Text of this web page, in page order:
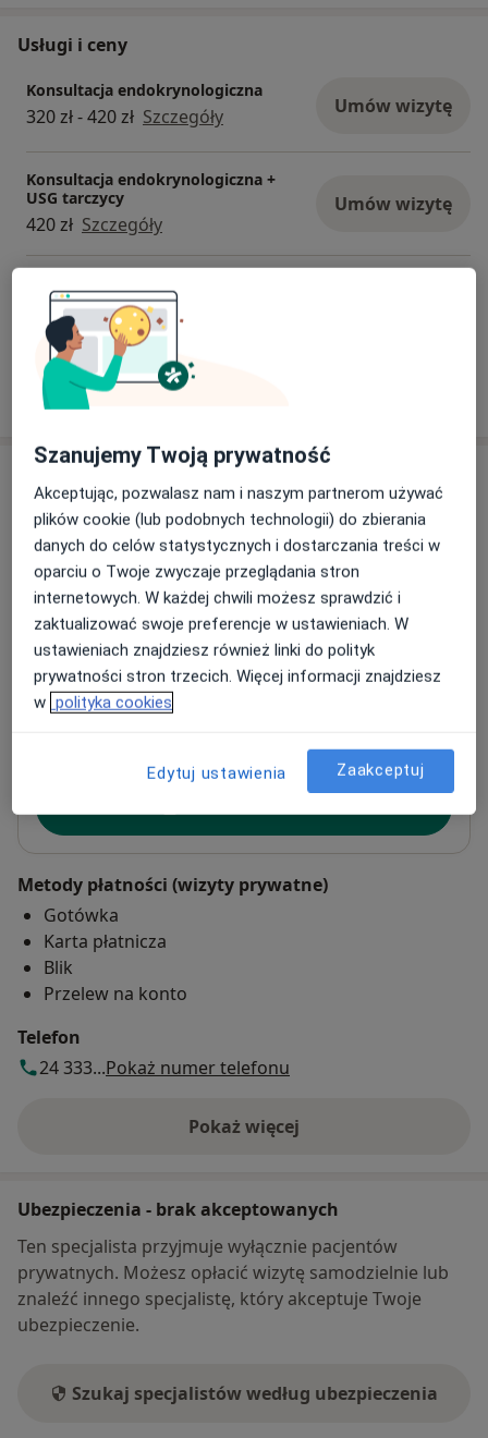
Usługi i ceny
Konsultacja endokrynologiczna
320 zł - 420 zł Szczegóły Umów wizytę
Konsultacja endokrynologiczna +
USG tarczycy
420 zł Szczegóły
Umów wizytę
220 zł Szczegóły
W jaki sposób ustalane są ceny?
Adresy (4)
Adres 1 Adres 2 Adres 3 Online
OpenMed Centrum Medyczne
Medyczna 8 lok. 138 (ROKA), Parter, wejście od ul.
Honorowych Dawców Krwi,09-400Płock
Metody płatności (wizyty prywatne)
Gotówka
Karta płatnicza
Blik
Przelew na konto
Telefon
24 333...Pokaż numer telefonu
Pokaż więcej
o adresie
Ubezpieczenia - brak akceptowanych
Ten specjalista przyjmuje wyłącznie pacjentów
prywatnych. Możesz opłacić wizytę samodzielnie lub
znaleźć innego specjalistę, który akceptuje Twoje
ubezpieczenie.
Szukaj specjalistów według ubezpieczenia
Szanujemy Twoją prywatność
Akceptując, pozwalasz nam i naszym partnerom używać
plików cookie (lub podobnych technologii) do zbierania
danych do celów statystycznych i dostarczania treści w
oparciu o Twoje zwyczaje przeglądania stron
internetowych. W każdej chwili możesz sprawdzić i
zaktualizować swoje preferencje w ustawieniach. W
ustawieniach znajdziesz również linki do polityk
prywatności stron trzecich. Więcej informacji znajdziesz
w polityka cookies
Edytuj ustawienia Zaakceptuj